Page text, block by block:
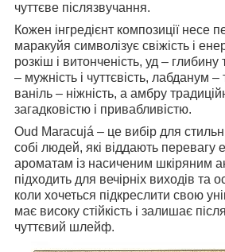
чуттєве післязвучання.
Кожен інгредієнт композиції несе
маракуйя символізує свіжість і
розкіш і витонченість, уд – глибину
– мужність і чуттєвість, лабданум –
ваніль – ніжність, а амбру
загадковістю і привабливістю.
Oud Maracujá – це вибір для
собі людей, які віддають перевагу
ароматам із насиченим шкіряним
підходить для вечірніх виходів та
коли хочеться підкреслити свою
має високу стійкість і залишає
чуттєвий шлейф.